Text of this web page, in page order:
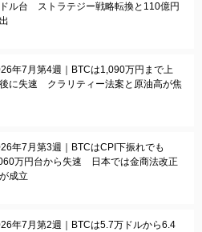
ル台 ストラテジー戦略転換と110億円
年7月第4週｜BTCは1,090万円まで上
に失速 クラリティー法案と原油高が焦
年7月第3週｜BTCはCPI下振れでも
万円台から失速 日本では金商法改正
成立
年7月第2週｜BTCは5.7万ドルから6.4